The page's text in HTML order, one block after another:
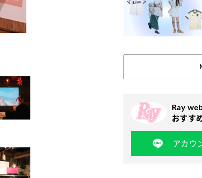
Ray
おすす
アカウ